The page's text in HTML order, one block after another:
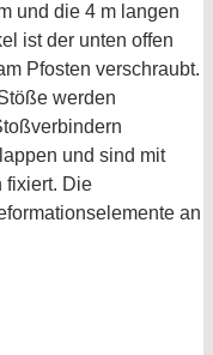
und die 4 m langen
ist der unten offen
Pfosten verschraubt.
werden
und sind mit
fixiert. Die
an